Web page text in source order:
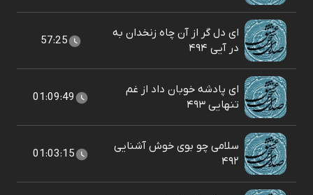
ای دل گر از آن چاه زنخدان به
در آیی ۴۹۴
57:25
ای پادشه خوبان داد از غم
تنهایی ۴۹۳
01:09:49
سلامی چو بوی خوش آشنایی
۴۹۲
01:03:15